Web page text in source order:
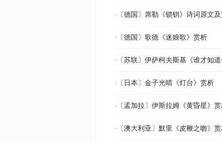
·〔德国〕席勒《锁钥》诗词原文
·〔德国〕歌德《迷娘歌》赏析
·〔苏联〕伊萨柯夫斯基《谁才知
·〔日本〕金子光晴《灯台》赏析
·〔孟加拉〕伊斯拉姆《黄昏星》
·〔澳大利亚〕默里《皮鞭之吻》